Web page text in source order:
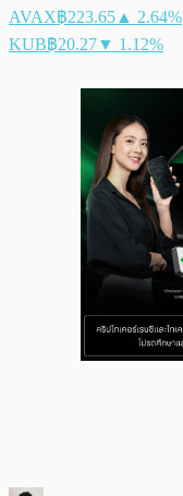
AVAX฿223.65 ▲ 2.64%
KUB฿20.27▼ 1.12%